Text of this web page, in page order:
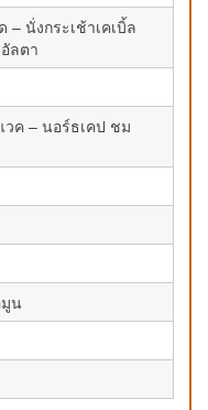
– นั่งกระเช้าเคเบิ้ล
ลตา
ค – นอร์ธเคป ชม
น